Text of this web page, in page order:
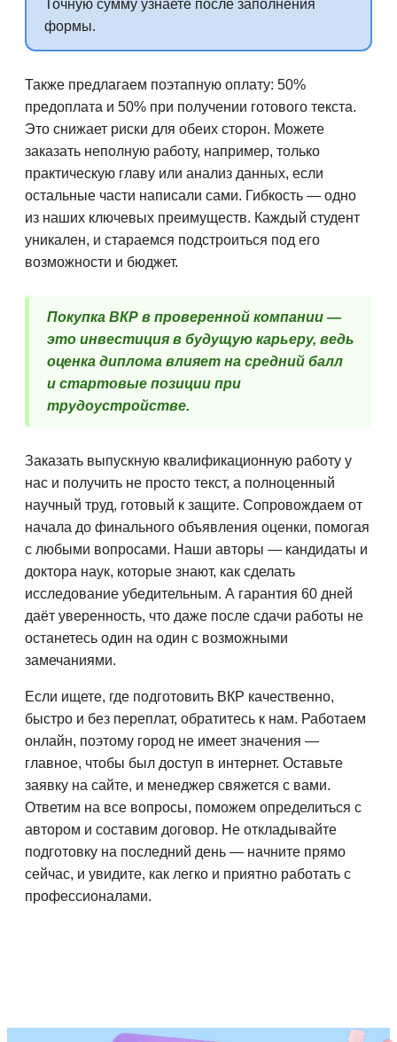
Точную сумму узнаете после заполнения
формы.
Также предлагаем поэтапную оплату: 50%
предоплата и 50% при получении готового текста.
Это снижает риски для обеих сторон. Можете
заказать неполную работу, например, только
практическую главу или анализ данных, если
остальные части написали сами. Гибкость — одно
из наших ключевых преимуществ. Каждый студент
уникален, и стараемся подстроиться под его
возможности и бюджет.
Покупка ВКР в проверенной компании —
это инвестиция в будущую карьеру, ведь
оценка диплома влияет на средний балл
и стартовые позиции при
трудоустройстве.
Заказать выпускную квалификационную работу у
нас и получить не просто текст, а полноценный
научный труд, готовый к защите. Сопровождаем от
начала до финального объявления оценки, помогая
с любыми вопросами. Наши авторы — кандидаты и
доктора наук, которые знают, как сделать
исследование убедительным. А гарантия 60 дней
даёт уверенность, что даже после сдачи работы не
останетесь один на один с возможными
замечаниями.
Если ищете, где подготовить ВКР качественно,
быстро и без переплат, обратитесь к нам. Работаем
онлайн, поэтому город не имеет значения —
главное, чтобы был доступ в интернет. Оставьте
заявку на сайте, и менеджер свяжется с вами.
Ответим на все вопросы, поможем определиться с
автором и составим договор. Не откладывайте
подготовку на последний день — начните прямо
сейчас, и увидите, как легко и приятно работать с
профессионалами.